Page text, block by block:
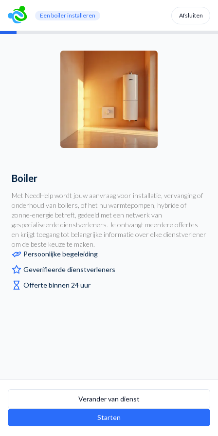
Een boiler installeren Afsluiten
Boiler
Met NeedHelp wordt jouw aanvraag voor installatie, vervanging of
onderhoud van boilers, of het nu warmtepompen, hybride of
zonne-energie betreft, gedeeld met een netwerk van
gespecialiseerde dienstverleners. Je ontvangt meerdere offertes
en krijgt toegang tot belangrijke informatie over elke dienstverlener
om de beste keuze te maken.
Persoonlijke begeleiding
Geverifieerde dienstverleners
Offerte binnen 24 uur
Verander van dienst
Starten